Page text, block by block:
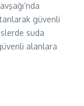
güvenli
suda
alanlara